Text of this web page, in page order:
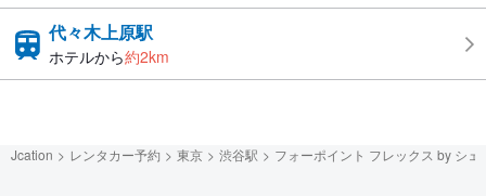
代々木上原駅
ホテルから約2km
Jcation レンタカー予約 東京 渋谷駅 フォーポイント フレックス by シ